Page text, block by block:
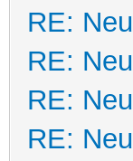
RE:
RE:
RE:
RE: